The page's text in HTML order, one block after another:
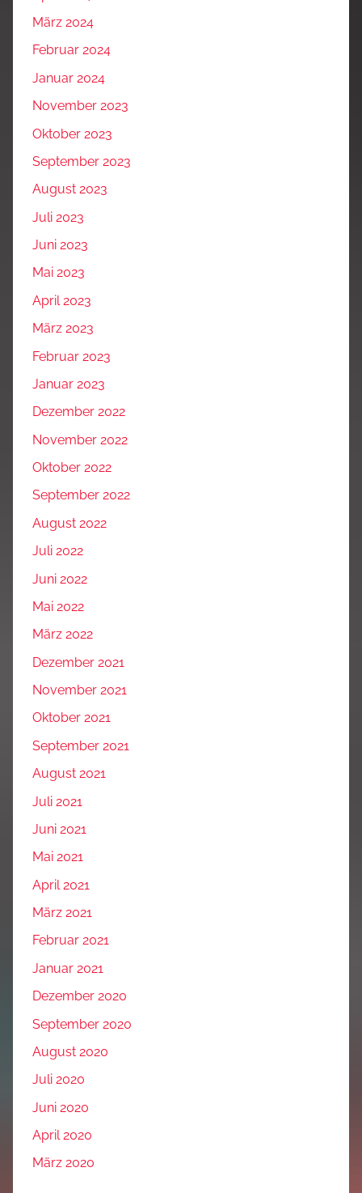
März 2024
Februar 2024
Januar 2024
November 2023
Oktober 2023
September 2023
August 2023
Juli 2023
Juni 2023
Mai 2023
April 2023
März 2023
Februar 2023
Januar 2023
Dezember 2022
November 2022
Oktober 2022
September 2022
August 2022
Juli 2022
Juni 2022
Mai 2022
März 2022
Dezember 2021
November 2021
Oktober 2021
September 2021
August 2021
Juli 2021
Juni 2021
Mai 2021
April 2021
März 2021
Februar 2021
Januar 2021
Dezember 2020
September 2020
August 2020
Juli 2020
Juni 2020
April 2020
März 2020